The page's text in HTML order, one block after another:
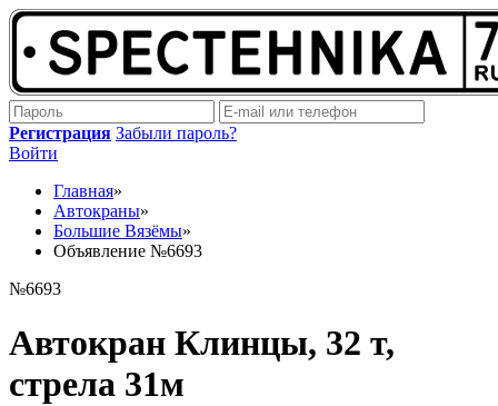
Регистрация Забыли пароль?
Войти
Главная»
Автокраны»
Большие Вязёмы»
Объявление №6693
№6693
Автокран Клинцы, 32 т,
стрела 31м